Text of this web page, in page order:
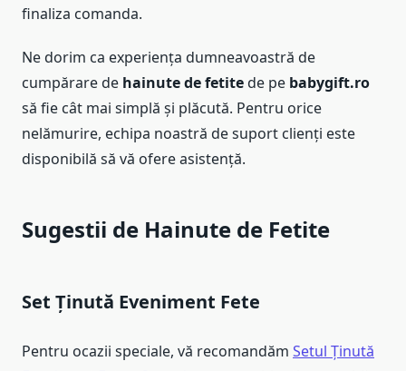
finaliza comanda.
Ne dorim ca experiența dumneavoastră de
cumpărare de hainute de fetitede pe babygift.ro
să fie cât mai simplă și plăcută. Pentru orice
nelămurire, echipa noastră de suport clienți este
disponibilă să vă ofere asistență.
Sugestii de Hainute de Fetite
Set Ținută Eveniment Fete
Pentru ocazii speciale, vă recomandăm Setul Ținută